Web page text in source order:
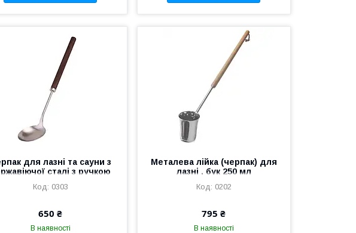
для лазні та сауни з
сталі з ручкою
0303
650 ₴
В наявності
Металева лійка (черпак) для
лазні , бук 250 мл
0202
795 ₴
В наявності